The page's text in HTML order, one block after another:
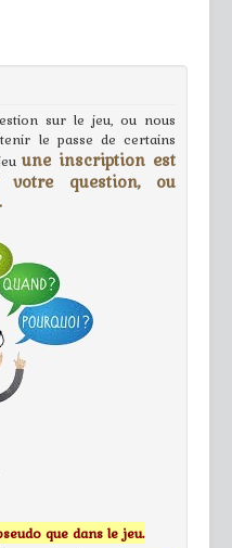
sur le jeu, ou nous
le passe de certains
une inscription est
votre question, ou
que dans le jeu.